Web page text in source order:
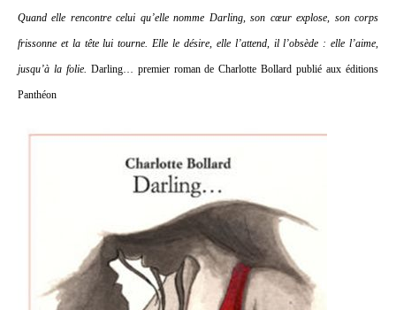
Quand elle rencontre celui qu’elle nomme Darling, son cœur explose, son corps
frissonne et la tête lui tourne. Elle le désire, elle l’attend, il l’obsède : elle l’aime,
jusqu’à la folie. Darling… premier roman de Charlotte Bollard publié aux éditions
Panthéon